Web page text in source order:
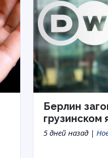
Берлин
грузинском
5 дней назад |